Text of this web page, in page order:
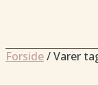
Forside/ Varer